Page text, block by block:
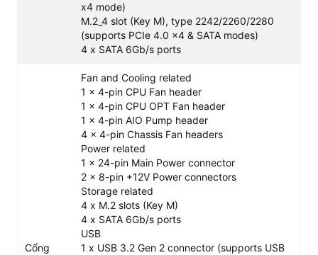
Z790 DDR5
Sự cải tiến vượt bậc về mặt thiết kế mạch cũng như chất
lượng vật liệu của thế hệ sản phẩm này mang lại giá trị
sử dụng lâu dài, đáp ứng đầy đủ các tiêu chuẩn kiểm
định khắt khe của giới chuyên gia phần cứng.
Hệ thống cấp nguồn VRM 16+1+1 Phases
Bo mạch chủ trang bị hệ thống nguồn VRM cấu trúc
16+1+1 phases, chịu tải lên tới 60A mỗi tầng. Thiết kế
này kết hợp các linh kiện MOSFETs và trình điều khiển
x4 mode)
M.2_4 slot (Key M), type 2242/2260/2280
(supports PCIe 4.0 x4 & SATA modes)
4 x SATA 6Gb/s ports
Cổng
Fan and Cooling related
1 x 4-pin CPU Fan header
1 x 4-pin CPU OPT Fan header
1 x 4-pin AIO Pump header
4 x 4-pin Chassis Fan headers
Power related
1 x 24-pin Main Power connector
2 x 8-pin +12V Power connectors
Storage related
4 x M.2 slots (Key M)
4 x SATA 6Gb/s ports
USB
1 x USB 3.2 Gen 2 connector (supports USB